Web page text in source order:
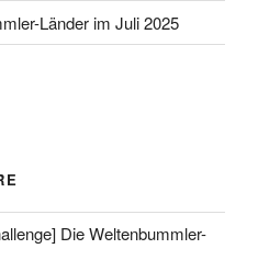
Länder im Juli 2025
Die Weltenbummler-